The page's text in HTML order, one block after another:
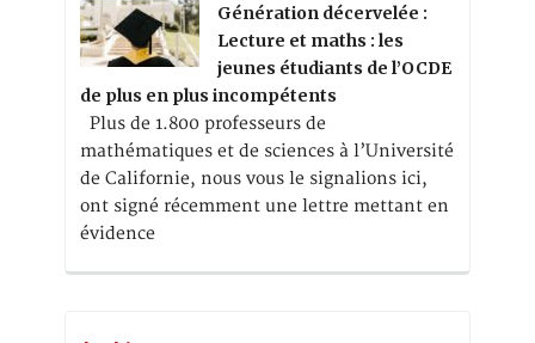
Génération décervelée :
Lecture et maths : les
jeunes étudiants de l’OCDE
de plus en plus incompétents
Plus de 1.800 professeurs de
mathématiques et de sciences à l’Université
de Californie, nous vous le signalions ici,
ont signé récemment une lettre mettant en
évidence